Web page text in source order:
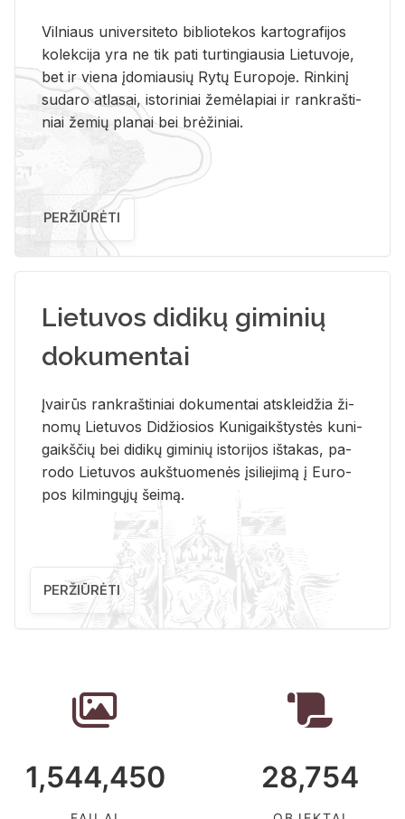
Vil­niaus uni­ver­si­te­to bi­b­lio­te­kos kar­to­gra­fi­jos
ko­lek­ci­ja yra ne tik pati tur­tin­giau­sia Lie­tu­vo­je,
bet ir vie­na įdo­miau­sių Rytų Eu­ro­po­je. Rin­ki­nį
su­da­ro at­la­sai, is­to­ri­niai že­mė­la­piai ir rank­raš­ti­
niai že­mių pla­nai bei brė­ži­niai.
PERŽIŪRĖTI
Lietuvos didikų giminių
dokumentai
Įvai­rūs rank­raš­ti­niai do­ku­men­tai at­sklei­džia ži­
no­mų Lie­tu­vos Di­džio­sios Ku­ni­gaikš­tys­tės ku­ni­
gaikš­čių bei di­di­kų gi­mi­nių is­to­ri­jos iš­ta­kas, pa­
ro­do Lie­tu­vos aukš­tuo­me­nės įsi­lie­ji­mą į Eu­ro­
pos kil­min­gų­jų šei­mą.
PERŽIŪRĖTI
1,544,450 28,754